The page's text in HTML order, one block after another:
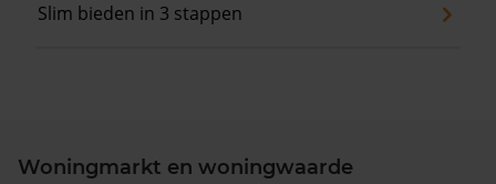
Slim bieden in 3 stappen
Woningmarkt en woningwaarde